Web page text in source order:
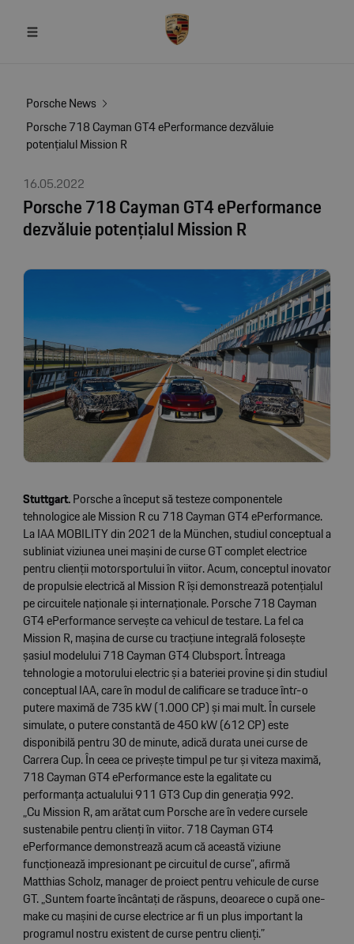
Porsche News
Porsche 718 Cayman GT4 ePerformance dezvăluie
potențialul Mission R
16.05.2022
Porsche 718 Cayman GT4 ePerformance
dezvăluie potențialul Mission R
Stuttgart.Porsche a început să testeze componentele
tehnologice ale Mission R cu 718 Cayman GT4 ePerformance.
La IAA MOBILITY din 2021 de la München, studiul conceptual a
subliniat viziunea unei mașini de curse GT complet electrice
pentru clienții motorsportului în viitor. Acum, conceptul inovator
de propulsie electrică al Mission R își demonstrează potențialul
pe circuitele naționale și internaționale. Porsche 718 Cayman
GT4 ePerformance servește ca vehicul de testare. La fel ca
Mission R, mașina de curse cu tracțiune integrală folosește
șasiul modelului 718 Cayman GT4 Clubsport. Întreaga
tehnologie a motorului electric și a bateriei provine și din studiul
conceptual IAA, care în modul de calificare se traduce într-o
putere maximă de 735 kW (1.000 CP) și mai mult. În cursele
simulate, o putere constantă de 450 kW (612 CP) este
disponibilă pentru 30 de minute, adică durata unei curse de
Carrera Cup. În ceea ce privește timpul pe tur și viteza maximă,
718 Cayman GT4 ePerformance este la egalitate cu
performanța actualului 911 GT3 Cup din generația 992.
„Cu Mission R, am arătat cum Porsche are în vedere cursele
sustenabile pentru clienți în viitor. 718 Cayman GT4
ePerformance demonstrează acum că această viziune
funcționează impresionant pe circuitul de curse”, afirmă
Matthias Scholz, manager de proiect pentru vehicule de curse
GT. „Suntem foarte încântați de răspuns, deoarece o cupă one-
make cu mașini de curse electrice ar fi un plus important la
programul nostru existent de curse pentru clienți.”